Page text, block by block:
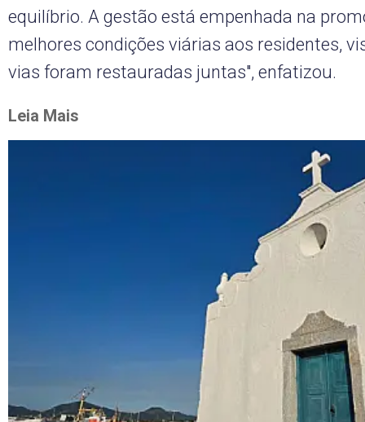
equilíbrio. A gestão está empenhada na
melhores condições viárias aos residentes,
vias foram restauradas juntas", enfatizou.
Leia Mais